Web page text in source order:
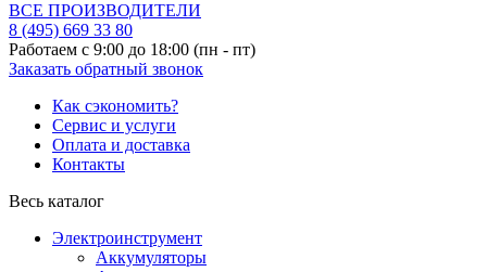
ВСЕ ПРОИЗВОДИТЕЛИ
8 (495) 669 33 80
Работаем с 9:00 до 18:00 (пн - пт)
Заказать обратный звонок
Как сэкономить?
Сервис и услуги
Оплата и доставка
Контакты
Весь каталог
Электроинструмент
Аккумуляторы